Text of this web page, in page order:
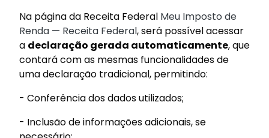
Na página da Receita Federal Meu Imposto de
Renda — Receita Federal, será possível acessar
a declaração gerada automaticamente, que
contará com as mesmas funcionalidades de
uma declaração tradicional, permitindo:
- Conferência dos dados utilizados;
- Inclusão de informações adicionais, se